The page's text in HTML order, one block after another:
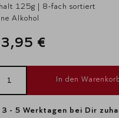
125g | 8-fach sortiert
Alkohol
€
In den
3 - 5 Werktagen bei Dir